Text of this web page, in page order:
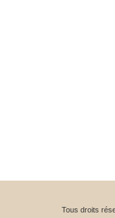
Tous droits